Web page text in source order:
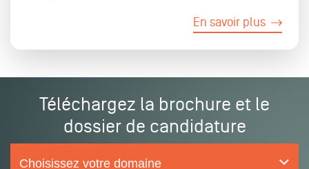
En savoir plus
Téléchargez la brochure et le
dossier de candidature